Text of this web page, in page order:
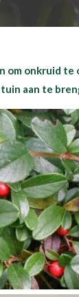
onkruid
aan te